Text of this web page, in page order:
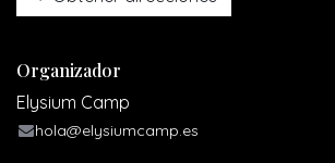
Organizador
Elysium Camp
hola@elysiumcamp.es